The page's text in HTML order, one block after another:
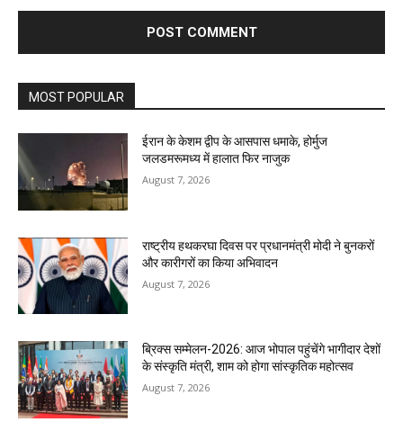
MOST POPULAR
ईरान के केशम द्वीप के आसपास धमाके, होर्मुज
जलडमरूमध्य में हालात फिर नाजुक
August 7, 2026
राष्ट्रीय हथकरघा दिवस पर प्रधानमंत्री मोदी ने बुनकरों
और कारीगरों का किया अभिवादन
August 7, 2026
ब्रिक्स सम्मेलन-2026: आज भोपाल पहुंचेंगे भागीदार देशों
के संस्कृति मंत्री, शाम को होगा सांस्कृतिक महोत्सव
August 7, 2026